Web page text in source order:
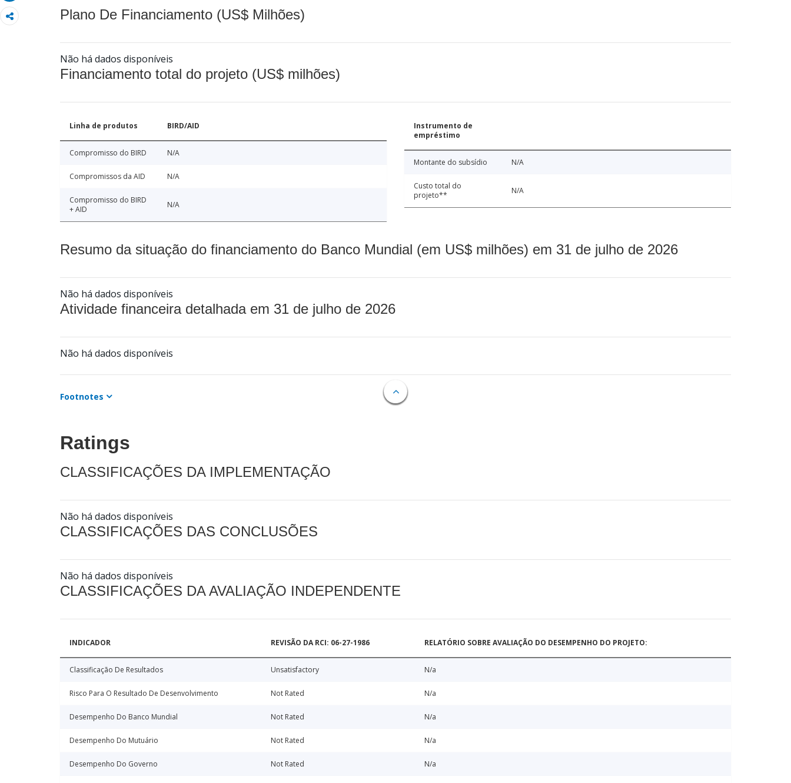
Plano De Financiamento (US$ Milhões)
Não há dados disponíveis
Financiamento total do projeto (US$ milhões)
Linha de produtos BIRD/AID
Compromisso do BIRD N/A
Compromissos da AID N/A
Compromisso do BIRD
+ AID
N/A
Instrumento de
empréstimo
Montante do subsídio N/A
Custo total do
projeto**
N/A
Resumo da situação do financiamento do Banco Mundial (em US$ milhões) em 31 de julho de 2026
Não há dados disponíveis
Atividade financeira detalhada em 31 de julho de 2026
Não há dados disponíveis
Footnotes
Ratings
CLASSIFICAÇÕES DA IMPLEMENTAÇÃO
Não há dados disponíveis
CLASSIFICAÇÕES DAS CONCLUSÕES
Não há dados disponíveis
CLASSIFICAÇÕES DA AVALIAÇÃO INDEPENDENTE
INDICADOR REVISÃO DA RCI: 06-27-1986 RELATÓRIO SOBRE AVALIAÇÃO DO DESEMPENHO DO PROJETO:
Classificação De Resultados Unsatisfactory N/a
Risco Para O Resultado De Desenvolvimento Not Rated N/a
Desempenho Do Banco Mundial Not Rated N/a
Desempenho Do Mutuário Not Rated N/a
Desempenho Do Governo Not Rated N/a